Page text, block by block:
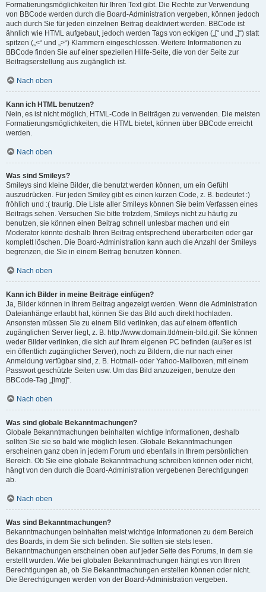
Formatierungsmöglichkeiten für Ihren Text gibt. Die Rechte zur Verwendung
von BBCode werden durch die Board-Administration vergeben, können jedoch
auch durch Sie für jeden einzelnen Beitrag deaktiviert werden. BBCode ist
ähnlich wie HTML aufgebaut, jedoch werden Tags von eckigen („[“ und „]“) statt
spitzen („<“ und „>“) Klammern eingeschlossen. Weitere Informationen zu
BBCode finden Sie auf einer speziellen Hilfe-Seite, die von der Seite zur
Beitragserstellung aus zugänglich ist.
Nach oben
Kann ich HTML benutzen?
Nein, es ist nicht möglich, HTML-Code in Beiträgen zu verwenden. Die meisten
Formatierungsmöglichkeiten, die HTML bietet, können über BBCode erreicht
werden.
Nach oben
Was sind Smileys?
Smileys sind kleine Bilder, die benutzt werden können, um ein Gefühl
auszudrücken. Für jeden Smiley gibt es einen kurzen Code, z. B. bedeutet :)
fröhlich und :( traurig. Die Liste aller Smileys können Sie beim Verfassen eines
Beitrags sehen. Versuchen Sie bitte trotzdem, Smileys nicht zu häufig zu
benutzen, sie können einen Beitrag schnell unlesbar machen und ein
Moderator könnte deshalb Ihren Beitrag entsprechend überarbeiten oder gar
komplett löschen. Die Board-Administration kann auch die Anzahl der Smileys
begrenzen, die Sie in einem Beitrag benutzen können.
Nach oben
Kann ich Bilder in meine Beiträge einfügen?
Ja, Bilder können in Ihrem Beitrag angezeigt werden. Wenn die Administration
Dateianhänge erlaubt hat, können Sie das Bild auch direkt hochladen.
Ansonsten müssen Sie zu einem Bild verlinken, das auf einem öffentlich
zugänglichen Server liegt, z. B. http://www.domain.tld/mein-bild.gif. Sie können
weder Bilder verlinken, die sich auf Ihrem eigenen PC befinden (außer es ist
ein öffentlich zugänglicher Server), noch zu Bildern, die nur nach einer
Anmeldung verfügbar sind, z. B. Hotmail- oder Yahoo-Mailboxen, mit einem
Passwort geschützte Seiten usw. Um das Bild anzuzeigen, benutze den
BBCode-Tag „[img]“.
Nach oben
Was sind globale Bekanntmachungen?
Globale Bekanntmachungen beinhalten wichtige Informationen, deshalb
sollten Sie sie so bald wie möglich lesen. Globale Bekanntmachungen
erscheinen ganz oben in jedem Forum und ebenfalls in Ihrem persönlichen
Bereich. Ob Sie eine globale Bekanntmachung schreiben können oder nicht,
hängt von den durch die Board-Administration vergebenen Berechtigungen
ab.
Nach oben
Was sind Bekanntmachungen?
Bekanntmachungen beinhalten meist wichtige Informationen zu dem Bereich
des Boards, in dem Sie sich befinden. Sie sollten sie stets lesen.
Bekanntmachungen erscheinen oben auf jeder Seite des Forums, in dem sie
erstellt wurden. Wie bei globalen Bekanntmachungen hängt es von Ihren
Berechtigungen ab, ob Sie Bekanntmachungen erstellen können oder nicht.
Die Berechtigungen werden von der Board-Administration vergeben.